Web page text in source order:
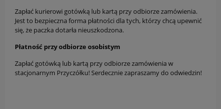
Zapłać kurierowi gotówką lub kartą przy odbiorze zamówienia.
Jest to bezpieczna forma płatności dla tych, którzy chcą upewnić
się, że paczka dotarła nieuszkodzona.
Płatność przy odbiorze osobistym
Zapłać gotówką lub kartą przy odbiorze zamówienia w
stacjonarnym Przyczółku! Serdecznie zapraszamy do odwiedzin!